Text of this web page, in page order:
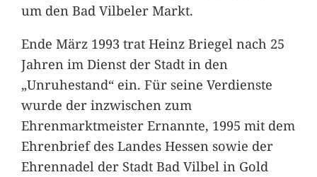
um den Bad Vilbeler Markt.
Ende März 1993 trat Heinz Briegel nach 25
Jahren im Dienst der Stadt in den
„Unruhestand“ ein. Für seine Verdienste
wurde der inzwischen zum
Ehrenmarktmeister Ernannte, 1995 mit dem
Ehrenbrief des Landes Hessen sowie der
Ehrennadel der Stadt Bad Vilbel in Gold